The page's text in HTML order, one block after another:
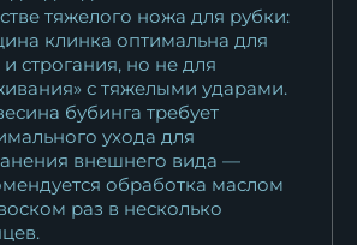
тяжелого ножа для рубки:
клинка оптимальна для
и строгания, но не для
с тяжелыми ударами.
бубинга требует
ухода для
внешнего вида —
обработка маслом
раз в несколько